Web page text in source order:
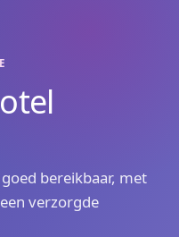
bereikbaar, met
verzorgde